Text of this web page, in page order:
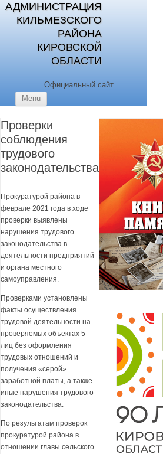
АДМИНИСТРАЦИЯ
КИЛЬМЕЗСКОГО
РАЙОНА
КИРОВСКОЙ
ОБЛАСТИ
Официальный сайт
Menu
Проверки
соблюдения
трудового
законодательства
Прокуратурой района в
феврале 2021 года в ходе
проверки выявлены
нарушения трудового
законодательства в
деятельности предприятий
и органа местного
самоуправления.
Проверками установлены
факты осуществления
трудовой деятельности на
проверяемых объектах 5
лиц без оформления
трудовых отношений и
получения «серой»
заработной платы, а также
иные нарушения трудового
законодательства.
По результатам проверок
прокуратурой района в
отношении главы сельского